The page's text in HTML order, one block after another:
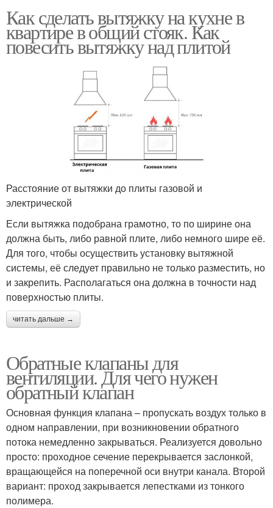
Как сделать вытяжку на кухне в
квартире в общий стояк. Как
повесить вытяжку над плитой
Расстояние от вытяжки до плиты газовой и
электрической
Если вытяжка подобрана грамотно, то по ширине она
должна быть, либо равной плите, либо немного шире её.
Для того, чтобы осуществить установку вытяжной
системы, её следует правильно не только разместить, но
и закрепить. Располагаться она должна в точности над
поверхностью плиты.
читать дальше →
Обратные клапаны для
вентиляции. Для чего нужен
обратный клапан
Основная функция клапана – пропускать воздух только в
одном направлении, при возникновении обратного
потока немедленно закрываться. Реализуется довольно
просто: проходное сечение перекрывается заслонкой,
вращающейся на поперечной оси внутри канала. Второй
вариант: проход закрывается лепестками из тонкого
полимера.